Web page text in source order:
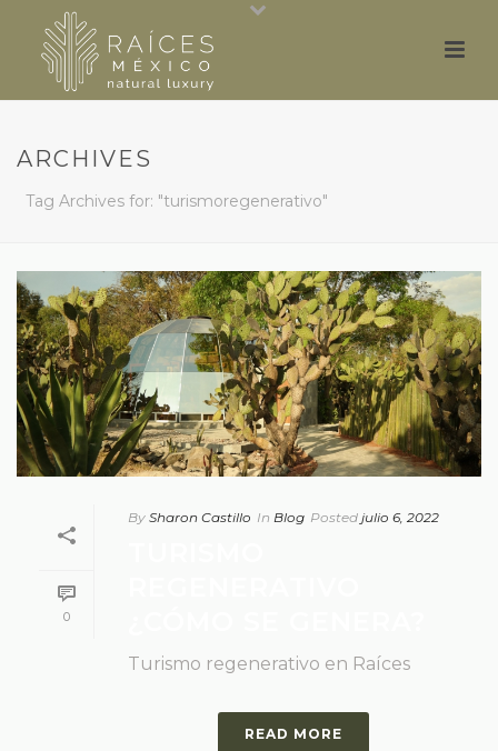
ARCHIVES
Tag Archives for: "turismoregenerativo"
0
By Sharon Castillo In Blog Posted julio 6, 2022
Turismo regenerativo en Raíces
READ MORE